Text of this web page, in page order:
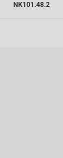
NK101.48.2